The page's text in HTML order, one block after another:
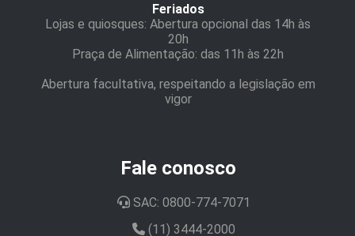
Feriados
Lojas e quiosques: Abertura opcional das 14h às
20h
Praça de Alimentação: das 11h às 22h
Abertura facultativa, respeitando a legislação em
vigor
Fale conosco
SAC: 0800-774-7071
(11) 3444-2000